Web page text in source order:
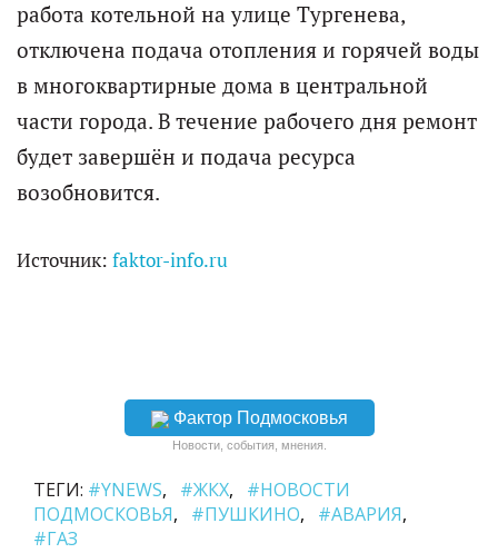
работа котельной на улице Тургенева,
отключена подача отопления и горячей воды
в многоквартирные дома в центральной
части города. В течение рабочего дня ремонт
будет завершён и подача ресурса
возобновится.
Источник: faktor-info.ru
Фактор Подмосковья
Новости, события, мнения.
ТЕГИ: #YNEWS #ЖКХ
#НОВОСТИ
ПОДМОСКОВЬЯ
#ПУШКИНО
#АВАРИЯ
#ГАЗ